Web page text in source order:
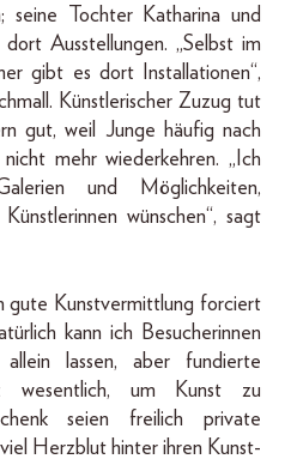
seine Tochter Katharina und
Ausstellungen. „Selbst im
gibt es dort Installationen“,
Künstlerischer Zuzug tut
gut, weil Junge häufig nach
mehr wiederkehren. „Ich
und Möglichkeiten,
wünschen“, sagt
gute Kunstvermittlung forciert
kann ich Besucherinnen
lassen, aber fundierte
wesentlich, um Kunst zu
seien freilich private
Herzblut hinter ihren Kunst-